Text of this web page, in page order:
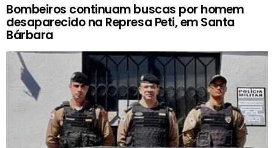
Bombeiros continuam buscas por homem
desaparecido na Represa Peti, em Santa
Bárbara